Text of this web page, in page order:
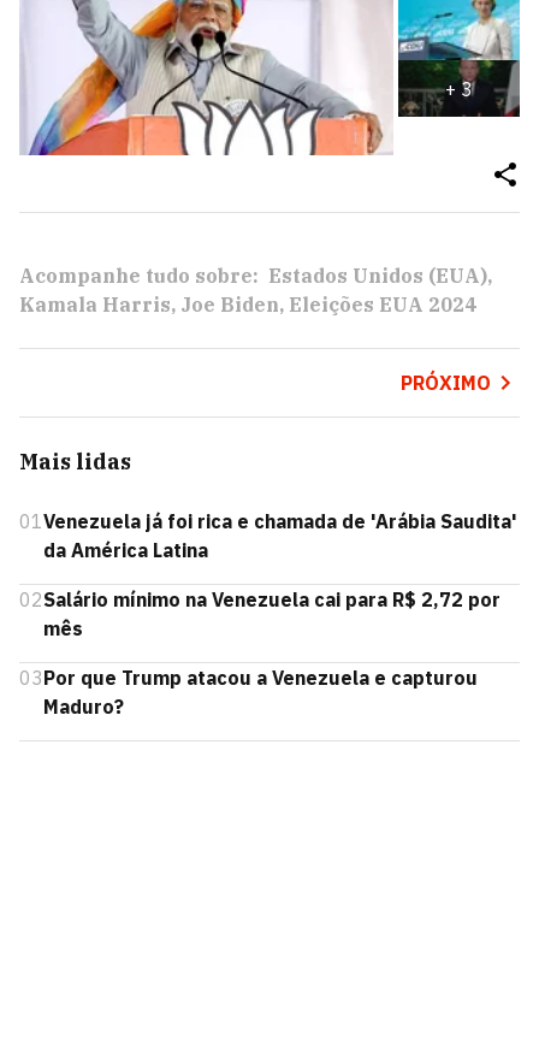
+3
Acompanhe tudo sobre: Estados Unidos (EUA)
Kamala Harris Joe Biden Eleições EUA 2024
PRÓXIMO
Mais lidas
01Venezuela já foi rica e chamada de 'Arábia Saudita'
da América Latina
02Salário mínimo na Venezuela cai para R$ 2,72 por
mês
03Por que Trump atacou a Venezuela e capturou
Maduro?